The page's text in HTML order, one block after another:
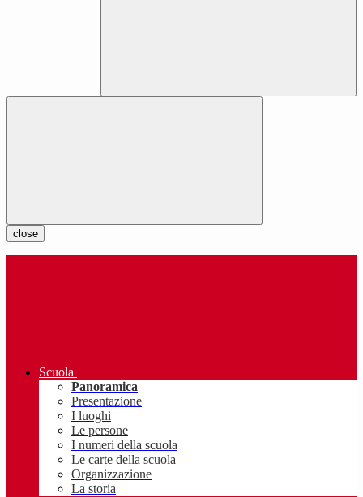
close
Scuola
Panoramica
Presentazione
I luoghi
Le persone
I numeri della scuola
Le carte della scuola
Organizzazione
La storia